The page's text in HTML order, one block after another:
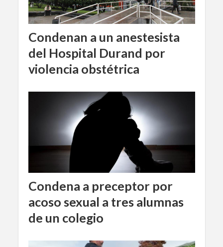
Condenan a un anestesista
del Hospital Durand por
violencia obstétrica
Condena a preceptor por
acoso sexual a tres alumnas
de un colegio